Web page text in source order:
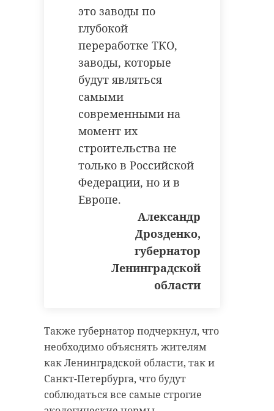
это заводы по
глубокой
переработке ТКО,
заводы, которые
будут являться
самыми
современными на
момент их
строительства не
только в Российской
Федерации, но и в
Европе.
Александр
Дрозденко,
губернатор
Ленинградской
области
Также губернатор подчеркнул, что
необходимо объяснять жителям
как Ленинградской области, так и
Санкт-Петербурга, что будут
соблюдаться все самые строгие